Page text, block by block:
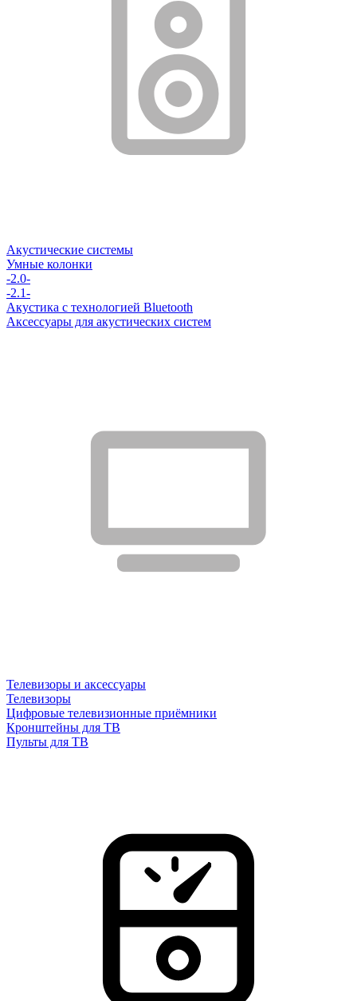
Акустические системы
Умные колонки
-2.0-
-2.1-
Акустика с технологией Bluetooth
Аксессуары для акустических систем
Телевизоры и аксессуары
Телевизоры
Цифровые телевизионные приёмники
Кронштейны для ТВ
Пульты для ТВ